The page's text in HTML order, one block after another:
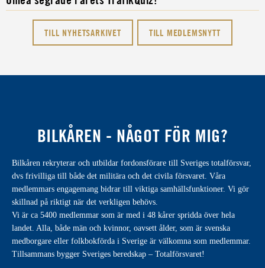
TILL NYHETSARKIVET TILL MEDLEMSNYTT
BILKÅREN - NÅGOT FÖR MIG?
Bilkåren rekryterar och utbildar fordonsförare till Sveriges totalförsvar,
dvs frivilliga till både det militära och det civila försvaret. Våra
medlemmars engagemang bidrar till viktiga samhällsfunktioner. Vi gör
skillnad på riktigt när det verkligen behövs.
Vi är ca 5400 medlemmar som är med i 48 kårer spridda över hela
landet. Alla, både män och kvinnor, oavsett ålder, som är svenska
medborgare eller folkbokförda i Sverige är välkomna som medlemmar.
Tillsammans bygger Sveriges beredskap – Totalförsvaret!